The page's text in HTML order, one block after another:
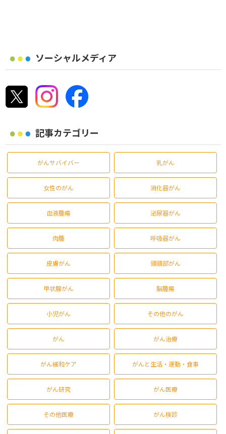
ソーシャルメディア
記事カテゴリー
がんサバイバー 乳がん
女性のがん 消化器がん
血液腫瘍 泌尿器がん
肉腫 呼吸器がん
皮膚がん 頭頸部がん
甲状腺がん 脳腫瘍
小児がん その他のがん
がん がん治療
がん緩和ケア がんと生活・運動・食事
がん研究 がん医療
その他医療 がん検診